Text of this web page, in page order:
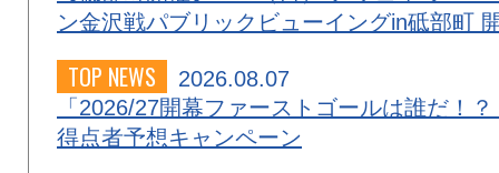
ン金沢戦パブリックビューイングin砥部町
TOP NEWS
2026.08.07
「2026/27開幕ファーストゴールは誰だ！？
得点者予想キャンペーン